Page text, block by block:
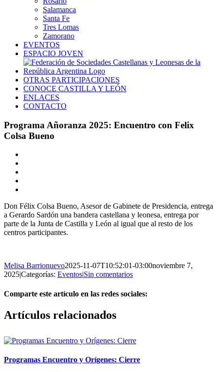
Salamanca
Santa Fe
Tres Lomas
Zamorano
EVENTOS
ESPACIO JOVEN
OTRAS PARTICIPACIONES
CONOCE CASTILLA Y LEÓN
ENLACES
CONTACTO
Programa Añoranza 2025: Encuentro con Felix
Colsa Bueno
Don Félix Colsa Bueno, Asesor de Gabinete de Presidencia, entrega
a Gerardo Sardón una bandera castellana y leonesa, entrega por
parte de la Junta de Castilla y León al igual que al resto de los
centros participantes.
Melisa Barrionuevo2025-11-07T10:52:01-03:00noviembre 7,
2025|Categorías: Eventos|Sin comentarios
Comparte este artículo en las redes sociales:
Facebook
X
Reddit
LinkedIn
Pinterest
Vk
Artículos relacionados
Programas Encuentro y Orígenes: Cierre